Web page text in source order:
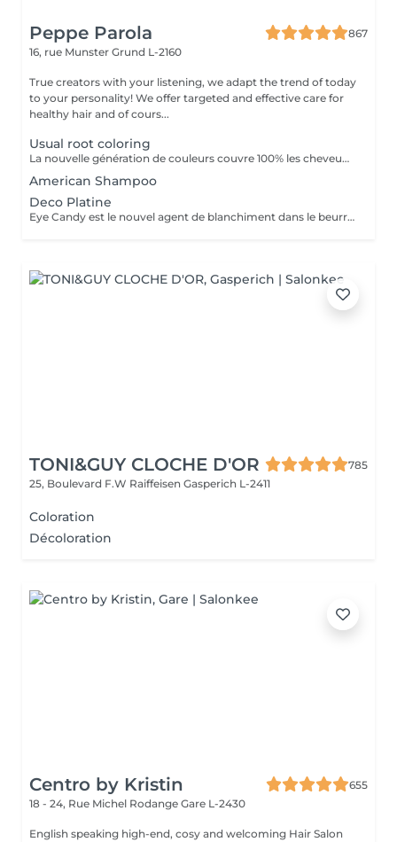
Peppe Parola
867
16, rue Munster Grund L-2160
True creators with your listening, we adapt the trend of today
to your personality! We offer targeted and effective care for
healthy hair and of cours...
Usual root coloring
La nouvelle génération de couleurs couvre 100% les cheveux blancs, ce qui rend le traitement aussi naturel que possible car il ne contient ni ammoniaque, ni PPD (paraphénylènediamine), ni résorcine, ni paraben ni Nichel. L'ajout d'extrait de feuille de Baobab confère à la crème une grande valeur cosmétique, offrant protection, hydratation, brillance et douceur au toucher. Il contient également de l'huile d'argan, de l'huile de karité, de l'huile de pépins de raisin et de l'extrait de citron en remplacement de la paraffine. Ces composants d'origine végétale sont reconnus pour leur pouvoir hydratant, nourrissant et polissant exceptionnel.
American Shampoo
Deco Platine
Eye Candy est le nouvel agent de blanchiment dans le beurre à faible teneur en ammoniac, capable de garantir des résultats de blanchiment élevés sans attaquer ni endommager la structure du cheveu et avec une action délicate et protectrice sur la peau. Pendant les phases de décoloration, il protège les cheveux, leur donne force et vitalité, reconstruit et revitalise, tout en aidant à maintenir la structure capillaire compacte pendant tout le processus d'éclaircissement. Une formule innovante et efficace, un produit révolutionnaire au service du salon, en parfaite adéquation avec les tendances du moment, qui exigent souvent un éclairage extrême comme base des couleurs à la mode. Avec Eye Candy, vous pouvez décolorer les cheveux même à des rythmes soutenus en les laissant parfaitement intacts et vitaux!
TONI&GUY CLOCHE D'OR
785
25, Boulevard F.W Raiffeisen Gasperich L-2411
Coloration
Décoloration
Centro by Kristin
655
18 - 24, Rue Michel Rodange Gare L-2430
English speaking high-end, cosy and welcoming Hair Salon